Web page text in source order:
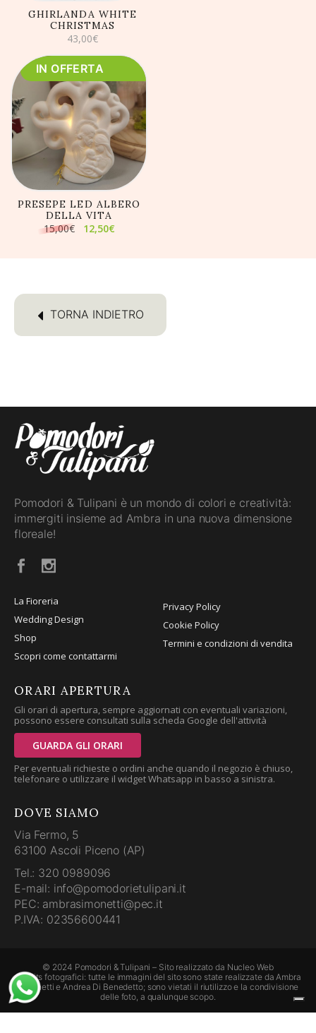
GHIRLANDA WHITE
CHRISTMAS
43,00€
IN OFFERTA
AGGIUNGI AL
CARRELLO
PRESEPE LED ALBERO
DELLA VITA
15,00€ Il
prezzo
12,50€Il
TORNA INDIETRO
Pomodori & Tulipani è un mondo di colori e creatività:
immergiti insieme ad Ambra in una nuova dimensione
floreale!
La Fioreria
Wedding Design
Shop
Scopri come contattarmi
Privacy Policy
Cookie Policy
Termini e condizioni di vendita
ORARI APERTURA
Gli orari di apertura, sempre aggiornati con eventuali variazioni,
possono essere consultati sulla scheda Google dell'attività
GUARDA GLI ORARI
Per eventuali richieste o ordini anche quando il negozio è chiuso,
telefonare o utilizzare il widget Whatsapp in basso a sinistra.
DOVE SIAMO
Via Fermo, 5
63100 Ascoli Piceno (AP)
Tel.: 320 0989096
E-mail: info@pomodorietulipani.it
PEC: ambrasimonetti@pec.it
P.IVA: 02356600441
© 2024 Pomodori & Tulipani – Sito realizzato da Nucleo Web
Credits fotografici: tutte le immagini del sito sono state realizzate da Ambra
Simonetti e Andrea Di Benedetto; sono vietati il riutilizzo e la condivisione
delle foto, a qualunque scopo.